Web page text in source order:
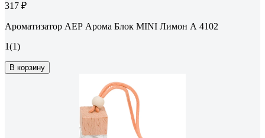
317 ₽
Ароматизатор АЕР Арома Блок MINI Лимон А 4102
1(1)
В корзину